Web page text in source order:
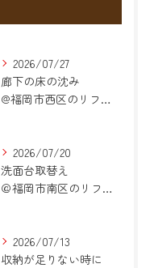
2026/07/27
廊下の床の沈み
@福岡市西区のリフォーム
2026/07/20
洗面台取替え
＠福岡市南区のリフォーム
2026/07/13
収納が足りない時に